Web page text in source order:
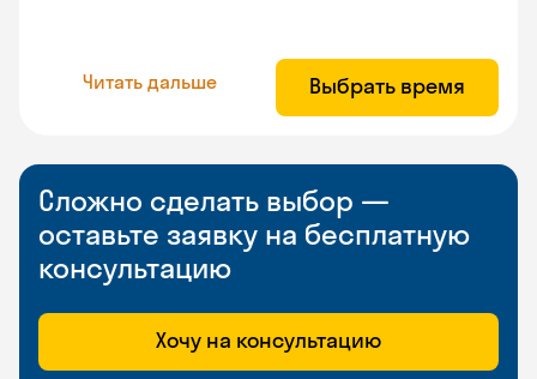
Читать дальше Выбрать время
Сложно сделать выбор —
оставьте заявку на бесплатную
консультацию
Хочу на консультацию